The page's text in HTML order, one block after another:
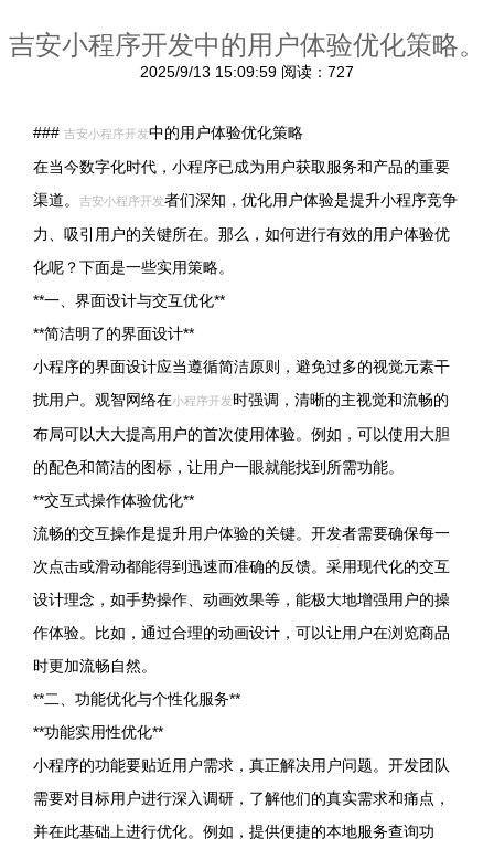
吉安小程序开发中的用户体验优化策略。
2025/9/13 15:09:59 阅读：727
### 吉安小程序开发中的用户体验优化策略
在当今数字化时代，小程序已成为用户获取服务和产品的重要
渠道。
吉安小程序开发者们深知，优化用户体验是提升小程序竞争
力、吸引用户的关键所在。那么，如何进行有效的用户体验优
化呢？下面是一些实用策略。
**一、界面设计与交互优化**
**简洁明了的界面设计**
小程序的界面设计应当遵循简洁原则，避免过多的视觉元素干
扰用户。观智网络在小程序开发时强调，清晰的主视觉和流畅的
布局可以大大提高用户的首次使用体验。例如，可以使用大胆
的配色和简洁的图标，让用户一眼就能找到所需功能。
**交互式操作体验优化**
流畅的交互操作是提升用户体验的关键。开发者需要确保每一
次点击或滑动都能得到迅速而准确的反馈。采用现代化的交互
设计理念，如手势操作、动画效果等，能极大地增强用户的操
作体验。比如，通过合理的动画设计，可以让用户在浏览商品
时更加流畅自然。
**二、功能优化与个性化服务**
**功能实用性优化**
小程序的功能要贴近用户需求，真正解决用户问题。开发团队
需要对目标用户进行深入调研，了解他们的真实需求和痛点，
并在此基础上进行优化。例如，提供便捷的本地服务查询功